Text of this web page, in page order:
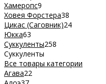
Хамеропс9
Ховея Форстера38
Цикас (Саговник)24
Юкка63
Суккуленты258
Суккуленты
Все товары категории
Агава22